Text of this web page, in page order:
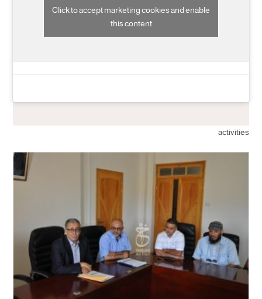
Click to accept marketing cookies and enable
this content
activities